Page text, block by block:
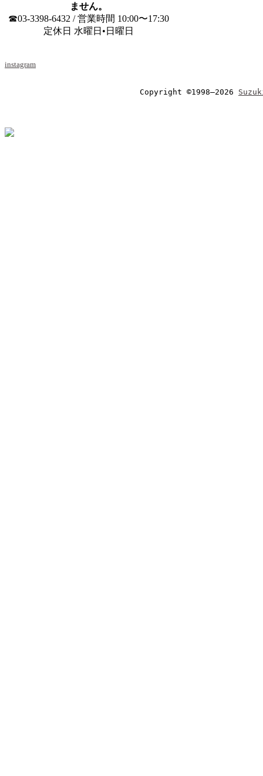
ません。
☎03-3398-6432 / 営業時間 10:00〜17:30
定休日 水曜日•日曜日
instagram
Copyright ©1998–2026